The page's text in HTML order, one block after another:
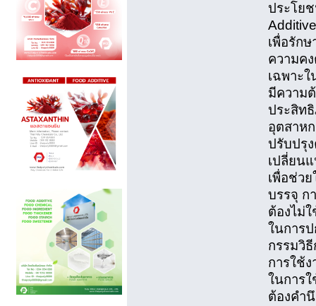
ประโย
เพื่อรัก
ความค
เฉพาะ
มีความ
ประสิท
อุตสาห
ปรับปรุ
เปลี่ยน
เพื่อช่ว
บรรจุ ก
ต้องไม่
ในการ
กรรมวิ
การใช้
ในการ
ต้องคำ